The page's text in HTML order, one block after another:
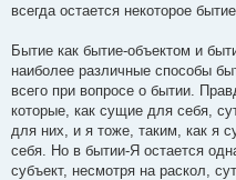
всегда остается некоторое
Бытие как бытие-объектом и
наиболее различные способы
всего при вопросе о бытии.
которые, как сущие для себя,
для них, и я тоже, таким, как я
себя. Но в бытии-Я остается
субъект, несмотря на раскол,